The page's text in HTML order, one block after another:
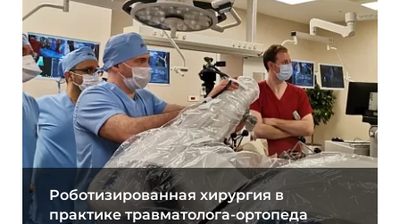
Роботизированная хирургия в
практике травматолога-ортопеда